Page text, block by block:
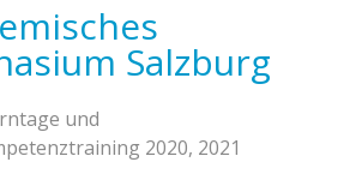
Salzburg
und
2020, 2021